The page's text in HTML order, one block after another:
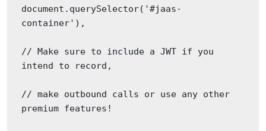
document.querySelector('#jaas-
container'),
// Make sure to include a JWT if you
intend to record,
// make outbound calls or use any other
premium features!